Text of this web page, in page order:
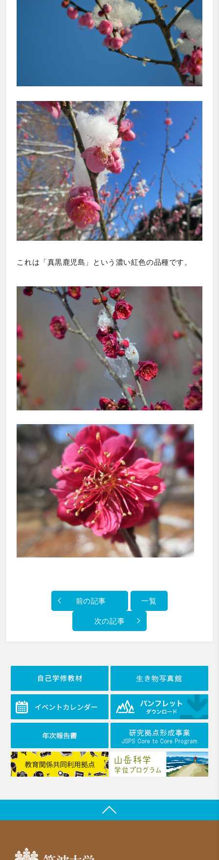
これは「真黒鹿児島」という濃い紅色の品種です。
前の記事 一覧
次の記事